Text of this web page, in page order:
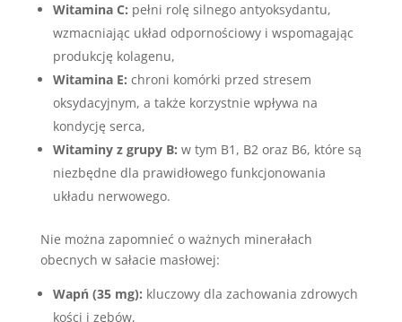
Witamina C: pełni rolę silnego antyoksydantu,
wzmacniając układ odpornościowy i wspomagając
produkcję kolagenu,
Witamina E: chroni komórki przed stresem
oksydacyjnym, a także korzystnie wpływa na
kondycję serca,
Witaminy z grupy B: w tym B1, B2 oraz B6, które są
niezbędne dla prawidłowego funkcjonowania
układu nerwowego.
Nie można zapomnieć o ważnych minerałach
obecnych w sałacie masłowej:
Wapń (35 mg): kluczowy dla zachowania zdrowych
kości i zębów,